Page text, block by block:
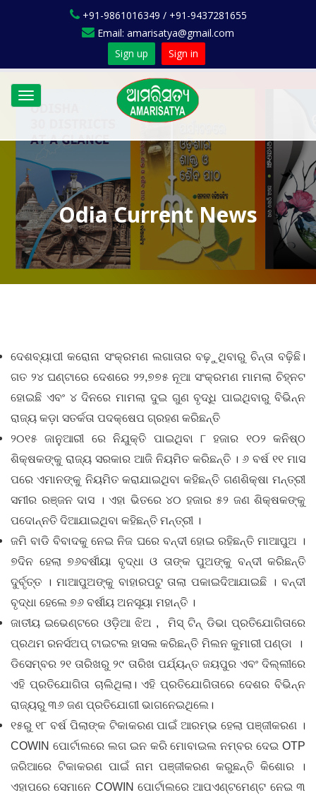
+91-9861016349 / +91-9437281655
Email: amarisatya@gmail.com
Sign up
Sign in
Toggle
navigation
Odia Current News
ଦେଶବ୍ୟାପୀ କରୋନା ସଂକ୍ରମଣ ଲଗାତାର ବଢ଼ୁଥିବାରୁ ଚିନ୍ତା ବଢ଼ିଛି।
ଗତ ୨୪ ଘଣ୍ଟାରେ ଦେଶରେ ୨୨,୭୭୫ ନୂଆ ସଂକ୍ରମଣ ମାମଲା ଚିହ୍ନଟ
ହୋଇଛି ଏବଂ ୪ ଦିନରେ ମାମଲା ଦୁଇ ଗୁଣ ବୃଦ୍ଧି ପାଇଥିବାରୁ ବିଭିନ୍ନ
ରାଜ୍ୟ କଡ଼ା ସତର୍କତା ପଦକ୍ଷେପ ଗ୍ରହଣ କରିଛନ୍ତି
୨୦୧୫ ଜାନୁଆରୀ ରେ ନିଯୁକ୍ତି ପାଇଥିବା ୮ ହଜାର ୧୦୨ କନିଷ୍ଠ
ଶିକ୍ଷକଙ୍କୁ ରାଜ୍ୟ ସରକାର ଆଜି ନିୟମିତ କରିଛନ୍ତି । ୬ ବର୍ଷ ୧୧ ମାସ
ପରେ ଏମାନଙ୍କୁ ନିୟମିତ କରାଯାଇଥିବା କହିଛନ୍ତି ଗଣଶିକ୍ଷା ମନ୍ତ୍ରୀ
ସମୀର ରଞ୍ଜନ ଦାସ । ଏହା ଭିତରେ ୪୦ ହଜାର ୫୨ ଜଣ ଶିକ୍ଷକଙ୍କୁ
ପଦୋନ୍ନତି ଦିଆଯାଇଥିବା କହିଛନ୍ତି ମନ୍ତ୍ରୀ ।
ଜମି ବାଡି ବିବାଦକୁ ନେଇ ନିଜ ଘରେ ବନ୍ଦୀ ହୋଇ ରହିଛନ୍ତି ମାଆପୁଅ ।
୭ଦିନ ହେଲା ୭୬ବର୍ଷୀୟା ବୃଦ୍ଧା ଓ ତାଙ୍କ ପୁଅଙ୍କୁ ବନ୍ଦୀ କରିଛନ୍ତି
ଦୁର୍ବୃତ୍ତ । ମାଆପୁଅଙ୍କୁ ବାହାରପଟୁ ତାଲା ପକାଇଦିଆଯାଇଛି । ବନ୍ଦୀ
ବୃଦ୍ଧା ହେଲେ ୭୬ ବର୍ଷୀୟ ଅନସୂୟା ମହାନ୍ତି ।
ଜାତୀୟ ଇଭେଣ୍ଟରେ ଓଡ଼ିଆ ଝିଅ , ମିସ୍ ଟିନ୍ ଡିଭା ପ୍ରତିଯୋଗିତାରେ
ପ୍ରଥମ ରନର୍ସଅପ୍ ଟାଇଟଲ ହାସଲ କରିଛନ୍ତି ମିଲନ କୁମାରୀ ପଣ୍ଡା ।
ଡିସେମ୍ବର ୨୧ ତାରିଖରୁ ୨୯ ତାରିଖ ପର୍ଯ୍ୟନ୍ତ ଜୟପୁର ଏବଂ ଦିଲ୍ଲୀରେ
ଏହି ପ୍ରତିଯୋଗିତା ଚାଲିଥିଲା। ଏହି ପ୍ରତିଯୋଗିତାରେ ଦେଶର ବିଭିନ୍ନ
ରାଜ୍ୟରୁ ୩୬ ଜଣ ପ୍ରତିଯୋଗୀ ଭାଗନେଇଥିଲେ।
୧୫ରୁ ୧୮ ବର୍ଷ ପିଲାଙ୍କ ଟିକାକରଣ ପାଇଁ ଆରମ୍ଭ ହେଲା ପଞ୍ଜୀକରଣ ।
COWIN ପୋର୍ଟାଲରେ ଲଗ ଇନ କରି ମୋବାଇଲ ନମ୍ବର ଦେଇ OTP
ଜରିଆରେ ଟିକାକରଣ ପାଇଁ ନାମ ପଞ୍ଜୀକରଣ କରୁଛନ୍ତି କିଶୋର ।
ଏହାପରେ ସେମାନେ COWIN ପୋର୍ଟାଲରେ ଆପଏଣ୍ଟମେଣ୍ଟ ନେଇ ୩